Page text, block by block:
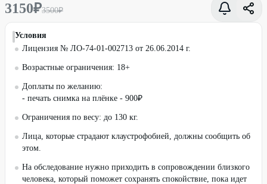
3150₽3500₽
Условия
Лицензия № ЛО-74-01-002713 от 26.06.2014 г.
Возрастные ограничения: 18+
Доплаты по желанию:
- печать снимка на плёнке - 900₽
Ограничения по весу: до 130 кг.
Лица, которые страдают клаустрофобией, должны сообщить об
этом.
На обследование нужно приходить в сопровождении близкого
человека, который поможет сохранять спокойствие, пока идет